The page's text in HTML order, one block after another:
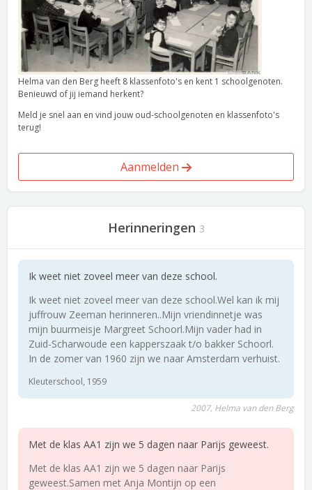
Helma van den Berg heeft 8 klassenfoto's en kent 1 schoolgenoten.
Benieuwd of jij iemand herkent?
Meld je snel aan en vind jouw oud-schoolgenoten en klassenfoto's
terug!
Aanmelden
Herinneringen 3
Ik weet niet zoveel meer van deze school.
Ik weet niet zoveel meer van deze school.Wel kan ik mij
juffrouw Zeeman herinneren..Mijn vriendinnetje was
mijn buurmeisje Margreet Schoorl.Mijn vader had in
Zuid-Scharwoude een kapperszaak t/o bakker Schoorl.
In de zomer van 1960 zijn we naar Amsterdam verhuist.
Kleuterschool, 1959
2007, Helma van den Berg
Met de klas AA1 zijn we 5 dagen naar Parijs geweest.
Met de klas AA1 zijn we 5 dagen naar Parijs
geweest.Samen met Anja Montijn op een